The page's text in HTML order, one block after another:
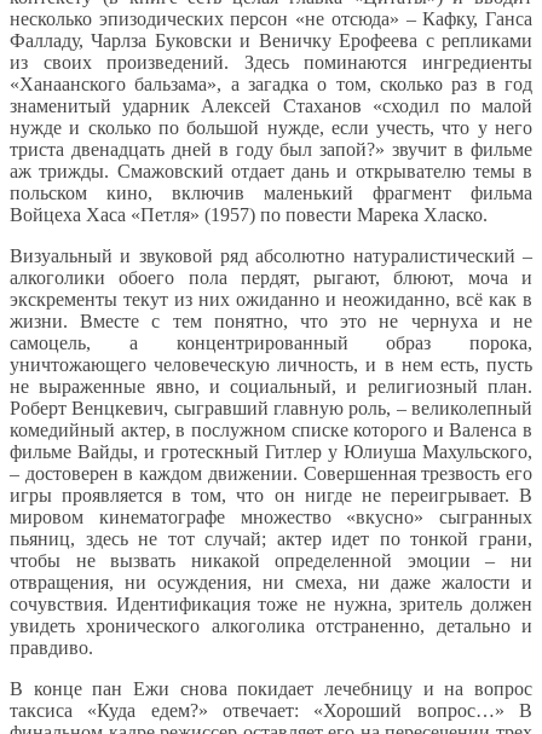
несколько эпизодических персон «не отсюда» – Кафку, Ганса
Фалладу, Чарлза Буковски и Веничку Ерофеева с репликами
из своих произведений. Здесь поминаются ингредиенты
«Ханаанского бальзама», а загадка о том, сколько раз в год
знаменитый ударник Алексей Стаханов «сходил по малой
нужде и сколько по большой нужде, если учесть, что у него
триста двенадцать дней в году был запой?» звучит в фильме
аж трижды. Смажовский отдает дань и открывателю темы в
польском кино, включив маленький фрагмент фильма
Войцеха Хаса «Петля» (1957) по повести Марека Хласко.
Визуальный и звуковой ряд абсолютно натуралистический –
алкоголики обоего пола пердят, рыгают, блюют, моча и
экскременты текут из них ожиданно и неожиданно, всё как в
жизни. Вместе с тем понятно, что это не чернуха и не
самоцель, а концентрированный образ порока,
уничтожающего человеческую личность, и в нем есть, пусть
не выраженные явно, и социальный, и религиозный план.
Роберт Венцкевич, сыгравший главную роль, – великолепный
комедийный актер, в послужном списке которого и Валенса в
фильме Вайды, и гротескный Гитлер у Юлиуша Махульского,
– достоверен в каждом движении. Совершенная трезвость его
игры проявляется в том, что он нигде не переигрывает. В
мировом кинематографе множество «вкусно» сыгранных
пьяниц, здесь не тот случай; актер идет по тонкой грани,
чтобы не вызвать никакой определенной эмоции – ни
отвращения, ни осуждения, ни смеха, ни даже жалости и
сочувствия. Идентификация тоже не нужна, зритель должен
увидеть хронического алкоголика отстраненно, детально и
правдиво.
В конце пан Ежи снова покидает лечебницу и на вопрос
таксиса «Куда едем?» отвечает: «Хороший вопрос…» В